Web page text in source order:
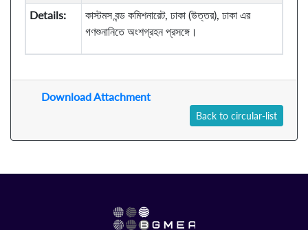
Details:
কাস্টমস বন্ড কমিশনারেট, ঢাকা (উত্তর), ঢাকা এর
গণশুনানিতে অংশগ্রহন প্রসঙ্গে।
Download Attachment
Back to circular-list